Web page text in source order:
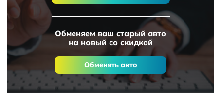
Обменяем ваш старый авто
на новый со скидкой
Обменять авто